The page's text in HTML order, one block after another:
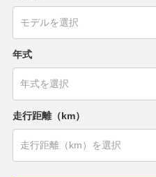
年式
走行距離（km）